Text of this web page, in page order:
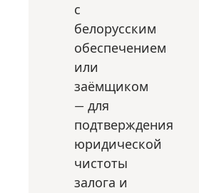
с
белорусским
обеспечением
или
заёмщиком
— для
подтверждения
юридической
чистоты
залога и